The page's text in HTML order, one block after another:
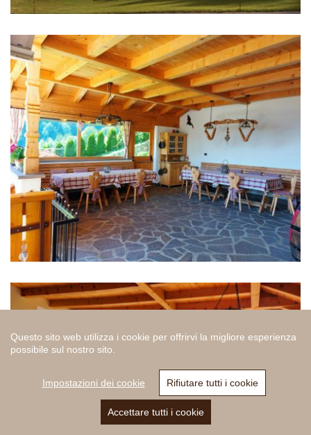
Questo sito web utilizza i cookie per offrirvi la migliore esperienza
possibile sul nostro sito.
Impostazioni dei cookie Rifiutare tutti i cookie
Accettare tutti i cookie
E-Mail